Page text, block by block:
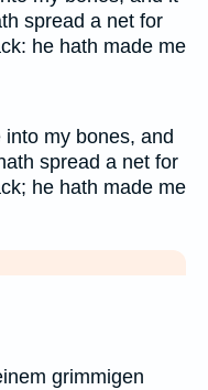
spread a net for
he hath made me
my bones, and
spread a net for
he hath made me
grimmigen